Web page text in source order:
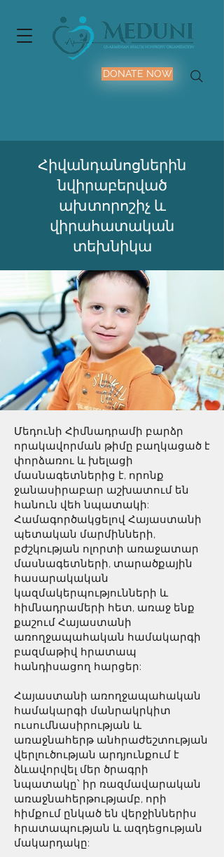
DONATE NOW
Հիվանդանոցներին
նվիրաբերված
ախտորոշիչ և
վիրահատական
տեխնիկա
Մեդունի Հիմնադրամի բարձր
որակավորման թիմը բաղկացած է
փորձառու և խելացի
մասնագետներից է, որոնք
ջանասիրաբար աշխատում են
հանուն վեհ նպատակի:
Համագործակցելով Հայաստանի
պետական մարմինների,
բժշկության ոլորտի առաջատար
մասնագետների, տարածքային
հասարակական
կազմակերպությունների և
հիմնադրամերի հետ, առաջ ենք
քաշում Հայաստանի
առողջապահական համակարգի
բազմաթիվ հրատապ
հանդիսացող հարցեր:
Հայաստանի առողջապահական
համակարգի մանրակրկիտ
ուսումնասիրության և
առաջնահերթ անհրաժեշտության
վերլուծության արդյունքում է
ձևավորվել մեր ծրագրի
նպատակը՝ իր ռազմավարական
առաջնահերթությամբ, որի
հիմքում ընկած են վերջիններիս
հրատապության և ազդեցության
մակարդակը: